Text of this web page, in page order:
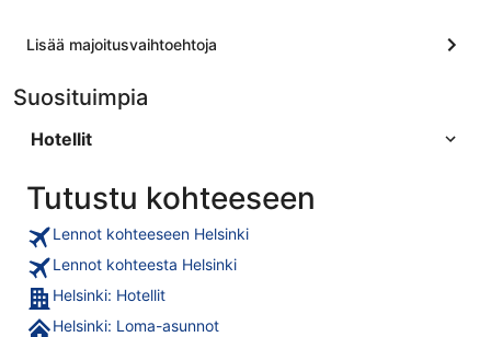
Lisää majoitusvaihtoehtoja
Suosituimpia
Hotellit
Tutustu kohteeseen
Lennot kohteeseen Helsinki
Lennot kohteesta Helsinki
Helsinki: Hotellit
Helsinki: Loma-asunnot